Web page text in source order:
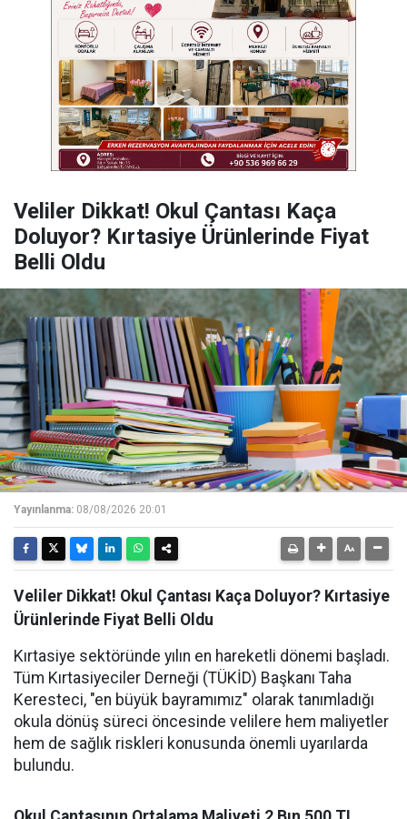
Veliler Dikkat! Okul Çantası Kaça
Doluyor? Kırtasiye Ürünlerinde Fiyat
Belli Oldu
Yayınlanma: 08/08/2026 20:01
Veliler Dikkat! Okul Çantası Kaça Doluyor? Kırtasiye
Ürünlerinde Fiyat Belli Oldu
Kırtasiye sektöründe yılın en hareketli dönemi başladı.
Tüm Kırtasiyeciler Derneği (TÜKİD) Başkanı Taha
Keresteci, "en büyük bayramımız" olarak tanımladığı
okula dönüş süreci öncesinde velilere hem maliyetler
hem de sağlık riskleri konusunda önemli uyarılarda
bulundu.